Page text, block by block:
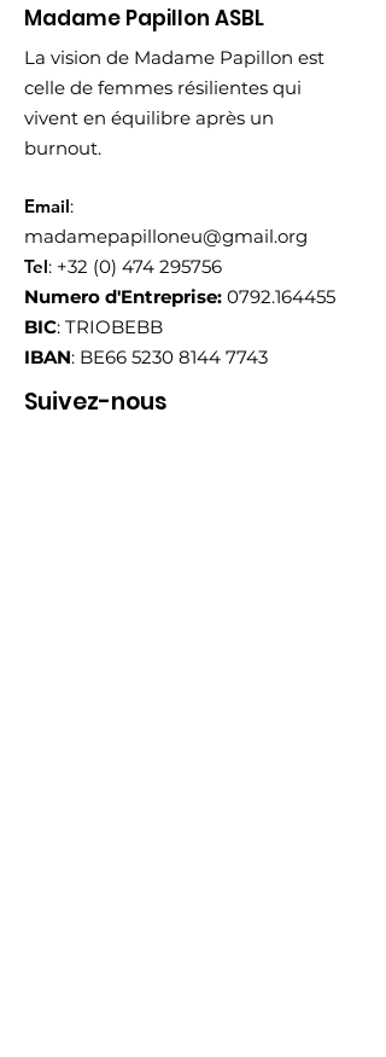
Madame Papillon ASBL
La vision de Madame Papillon est
celle de femmes résilientes qui
vivent en équilibre après un
burnout.
Email:
madamepapilloneu@gmail.org
Tel: +32 (0) 474 295756
Numero d'Entreprise: 0792.164455
BIC: TRIOBEBB
IBAN: BE66 5230 8144 7743
Suivez-nous